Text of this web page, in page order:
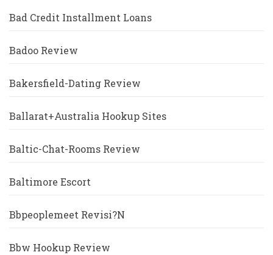
Bad Credit Installment Loans
Badoo Review
Bakersfield-Dating Review
Ballarat+Australia Hookup Sites
Baltic-Chat-Rooms Review
Baltimore Escort
Bbpeoplemeet Revisi?n
Bbw Hookup Review